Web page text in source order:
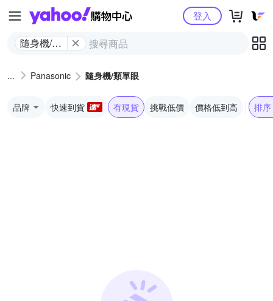
Yahoo購物中心
隨身機/類
登入
Panasonic 隨身機/類單眼
品牌 快速到貨 有現貨 挑戰低價 價格低到高 排序